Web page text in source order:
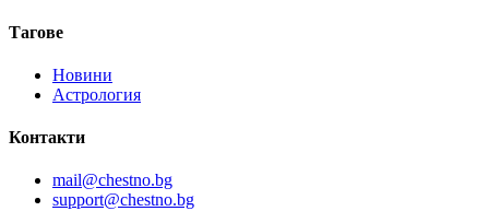
Тагове
Новини
Астрология
Контакти
mail@chestno.bg
support@chestno.bg